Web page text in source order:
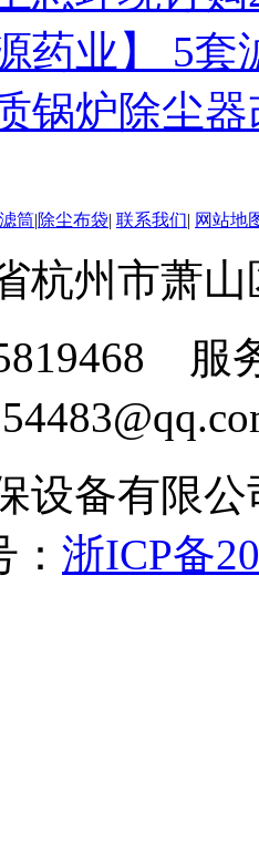
药业】 5
锅炉除尘
筒|除尘布袋| 联系我们| 网站地
杭州市萧
服
设备有限公
浙ICP备